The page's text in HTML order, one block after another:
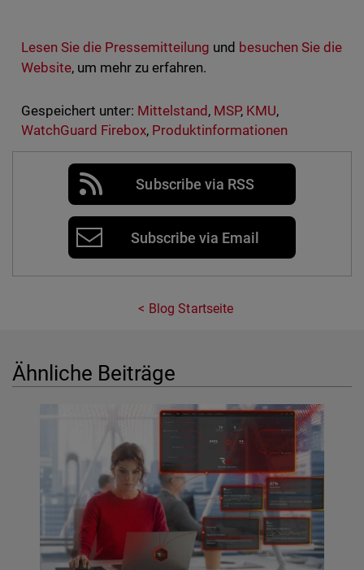
Lesen Sie die Pressemitteilung und besuchen Sie die
Website, um mehr zu erfahren.
Gespeichert unter: Mittelstand, MSP, KMU,
WatchGuard Firebox, Produktinformationen
Subscribe via RSS
Subscribe via Email
Blog Startseite
Ähnliche Beiträge